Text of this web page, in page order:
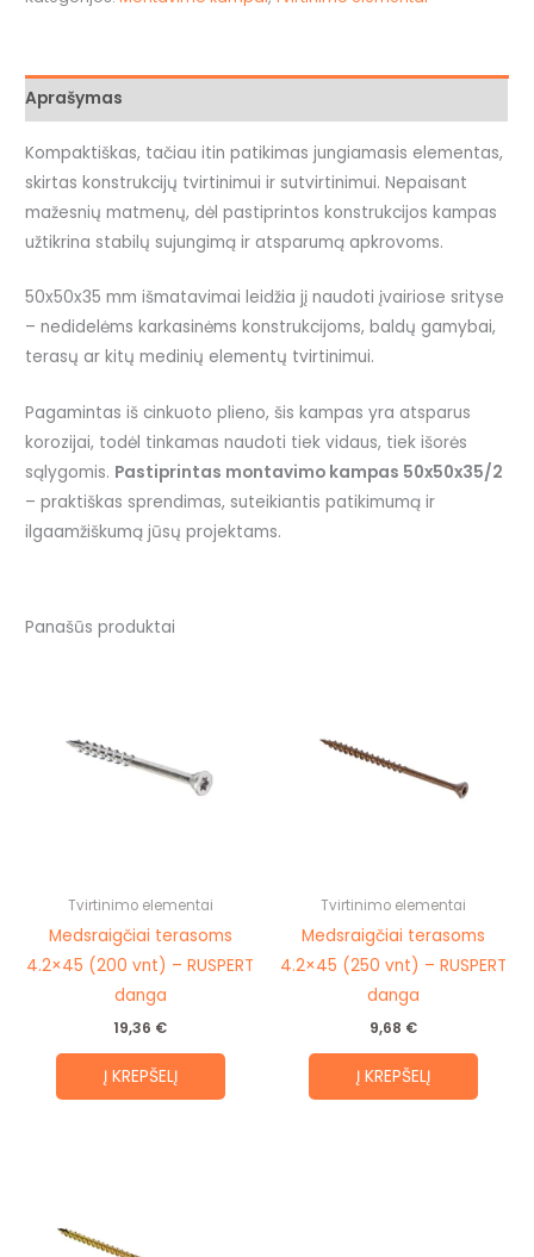
Aprašymas
Kompaktiškas, tačiau itin patikimas jungiamasis elementas,
skirtas konstrukcijų tvirtinimui ir sutvirtinimui. Nepaisant
mažesnių matmenų, dėl pastiprintos konstrukcijos kampas
užtikrina stabilų sujungimą ir atsparumą apkrovoms.
50x50x35 mm išmatavimai leidžia jį naudoti įvairiose srityse
– nedidelėms karkasinėms konstrukcijoms, baldų gamybai,
terasų ar kitų medinių elementų tvirtinimui.
Pagamintas iš cinkuoto plieno, šis kampas yra atsparus
korozijai, todėl tinkamas naudoti tiek vidaus, tiek išorės
sąlygomis. Pastiprintas montavimo kampas 50x50x35/2
– praktiškas sprendimas, suteikiantis patikimumą ir
ilgaamžiškumą jūsų projektams.
Panašūs produktai
Tvirtinimo elementai
Medsraigčiai terasoms
4.2×45 (200 vnt) – RUSPERT
danga
19,36 €
Į KREPŠELĮ
Tvirtinimo elementai
Medsraigčiai terasoms
4.2×45 (250 vnt) – RUSPERT
danga
9,68 €
Į KREPŠELĮ